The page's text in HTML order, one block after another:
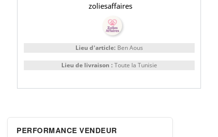
zoliesaffaires
Lieu d'article: Ben Aous
Lieu de livraison : Toute la Tunisie
PERFORMANCE VENDEUR